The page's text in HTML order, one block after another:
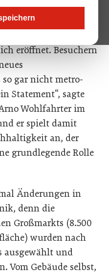
von
Mikl-Leitner,
eröffnet. Besuchern
gar nicht metro-
Statement“, sagte
Wohlfahrter im
er spielt damit
an, der
grundlegende Rolle
Änderungen in
denn die
Großmarkts (8.500
wurden nach
ausgewählt und
Vom Gebäude selbst,